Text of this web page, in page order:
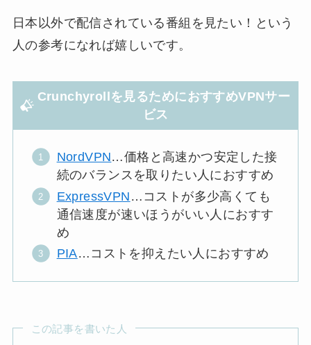
日本以外で配信されている番組を見たい！という
人の参考になれば嬉しいです。
Crunchyrollを見るためにおすすめVPNサー
ビス
NordVPN…価格と高速かつ安定した接
続のバランスを取りたい人におすすめ
ExpressVPN …コストが多少高くても
通信速度が速いほうがいい人におすす
め
PIA…コストを抑えたい人におすすめ
この記事を書いた人